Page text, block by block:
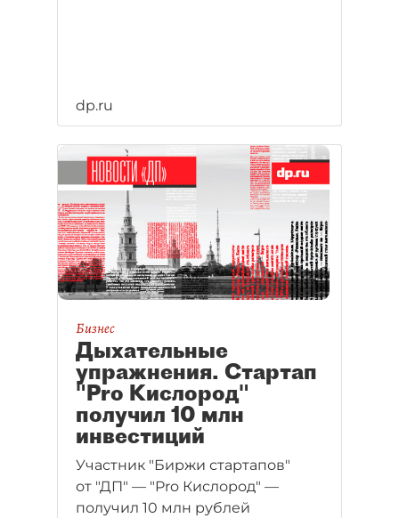
dp.ru
Бизнес
Дыхательные
упражнения. Стартап
"Pro Кислород"
получил 10 млн
инвестиций
Участник "Биржи стартапов"
от "ДП" — "Pro Кислород" —
получил 10 млн рублей